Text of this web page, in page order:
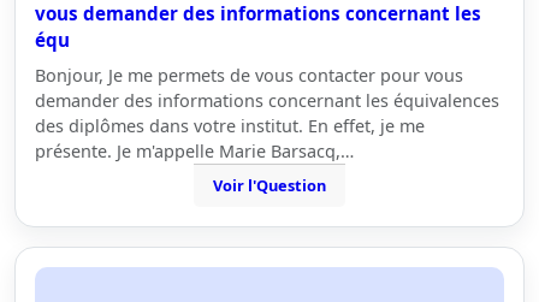
vous demander des informations concernant les
équ
Bonjour, Je me permets de vous contacter pour vous
demander des informations concernant les équivalences
des diplômes dans votre institut. En effet, je me
présente. Je m'appelle Marie Barsacq,…
Voir l'Question